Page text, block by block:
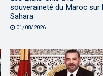
souveraineté du Maroc sur
Sahara
01/08/2026